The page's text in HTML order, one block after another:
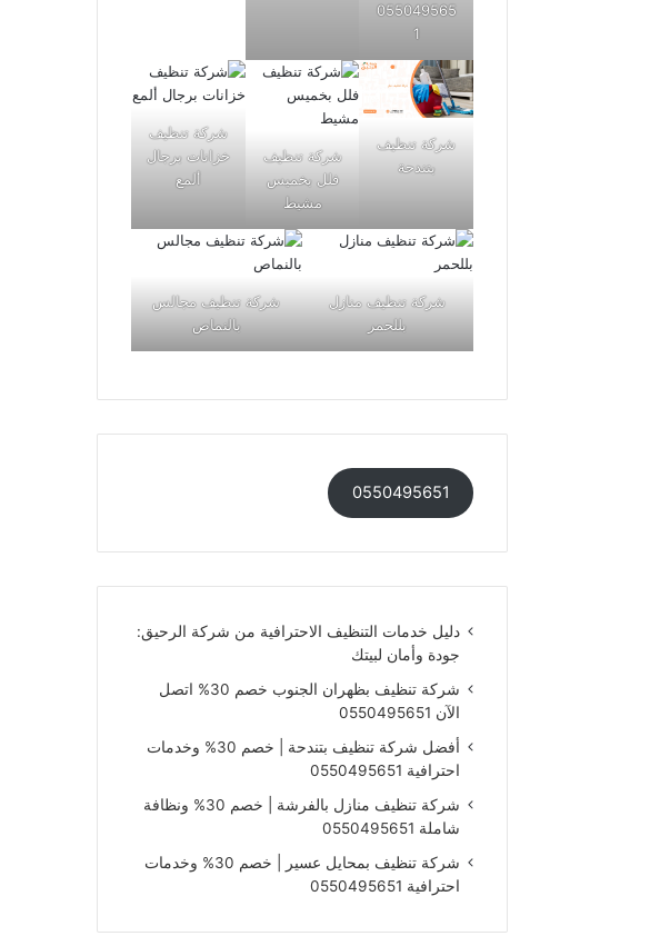
055049565
1
شركة تنظيف
بتندحة
شركة تنظيف
فلل بخميس
مشيط
شركة تنظيف
خزانات برجال
ألمع
شركة تنظيف منازل
بللحمر
شركة تنظيف مجالس
بالنماص
0550495651
دليل خدمات التنظيف الاحترافية من شركة الرحيق:
جودة وأمان لبيتك
شركة تنظيف بظهران الجنوب خصم 30% اتصل
الآن 0550495651
أفضل شركة تنظيف بتندحة | خصم 30% وخدمات
احترافية 0550495651
شركة تنظيف منازل بالفرشة | خصم 30% ونظافة
شاملة 0550495651
شركة تنظيف بمحايل عسير | خصم 30% وخدمات
احترافية 0550495651